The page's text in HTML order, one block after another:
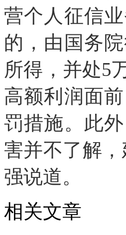
营个人征信
的，由国务
所得，并处5
高额利润面
罚措施。此
害并不了解
强说道。
相关文章